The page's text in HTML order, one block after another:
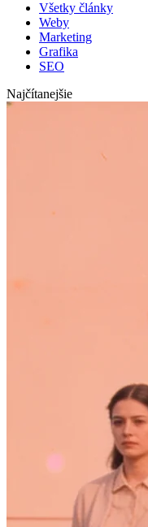
Všetky články
Weby
Marketing
Grafika
SEO
Najčítanejšie